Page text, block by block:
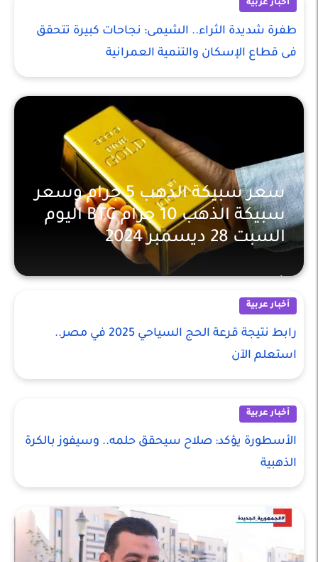
أخبار عربية
طفرة شديدة الثراء.. الشيمى: نجاحات كبيرة تتحقق
فى قطاع الإسكان والتنمية العمرانية
أخبار عربية
سعر سبيكة الذهب 5 جرام وسعر
سبيكة الذهب 10 جرام BTC اليوم
السبت 28 ديسمبر 2024
أخبار عربية
رابط نتيجة قرعة الحج السياحي 2025 في مصر..
استعلم الآن
أخبار عربية
الأسطورة يؤكد: صلاح سيحقق حلمه.. وسيفوز بالكرة
الذهبية